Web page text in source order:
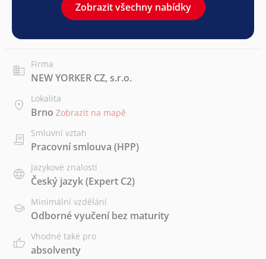
Zobrazit všechny nabídky
Firma
NEW YORKER CZ, s.r.o.
Lokalita
Brno Zobrazit na mapě
Smluvní vztah
Pracovní smlouva (HPP)
Jazykové znalosti
Český jazyk(Expert C2)
Minimální vzdělání
Odborné vyučení bez maturity
Vhodné také pro
absolventy